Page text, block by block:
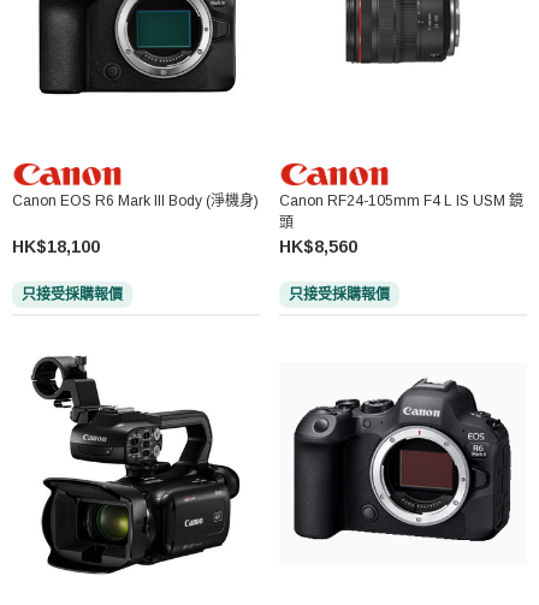
Canon EOS R6 Mark III Body (淨機身)
HK$18,100
只接受採購報價
Canon RF24-105mm F4 L IS USM 鏡
頭
HK$8,560
只接受採購報價